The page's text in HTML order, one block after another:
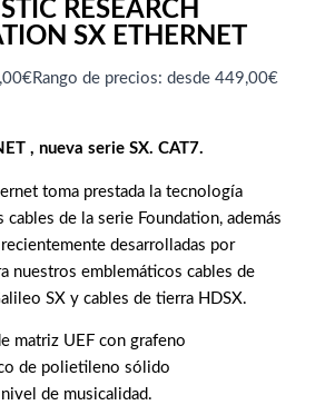
RESEARCH
SX ETHERNET
€Rango de precios: desde 449,00€
, nueva serie SX. CAT7.
toma prestada la tecnología
de la serie Foundation, además
desarrolladas por
nuestros emblemáticos cables de
SX y cables de tierra HDSX.
matriz UEF con grafeno
de polietileno sólido
nivel de musicalidad.